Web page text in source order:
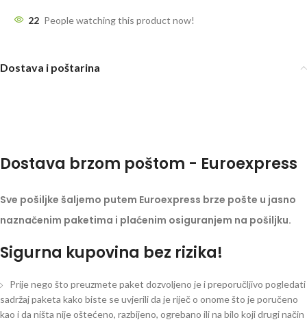
22 People watching this product now!
Dostava i poštarina
Dostava brzom poštom - Euroexpress
Sve pošiljke šaljemo putem Euroexpress brze pošte u jasno
naznačenim paketima i plaćenim osiguranjem na pošiljku.
Sigurna kupovina bez rizika!
Prije nego što preuzmete paket dozvoljeno je i preporučljivo pogledati
sadržaj paketa kako biste se uvjerili da je riječ o onome što je poručeno
kao i da ništa nije oštećeno, razbijeno, ogrebano ili na bilo koji drugi način